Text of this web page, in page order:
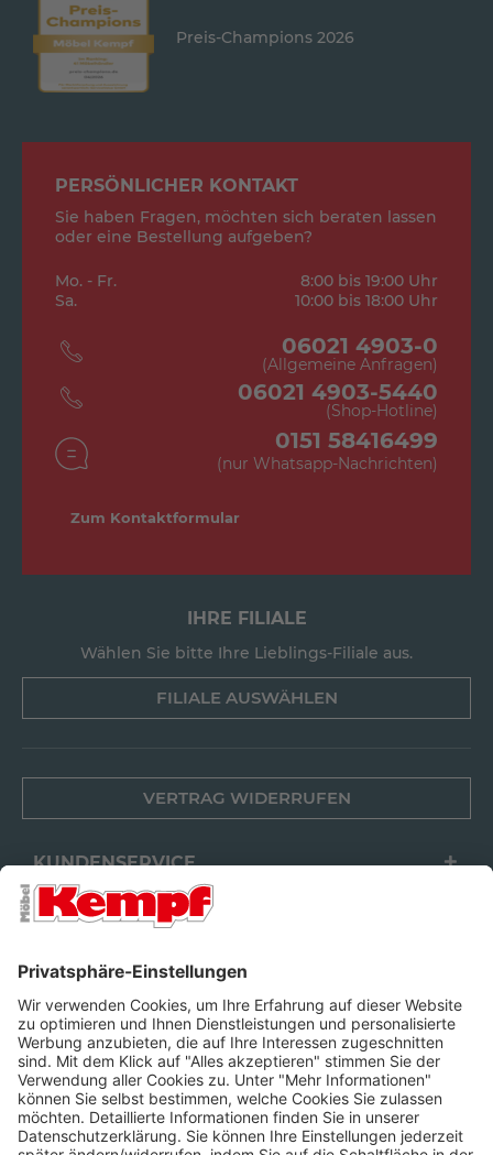
Preis-Champions 2026
PERSÖNLICHER KONTAKT
Sie haben Fragen, möchten sich beraten lassen
oder eine Bestellung aufgeben?
Mo. - Fr.
8:00 bis 19:00 Uhr
Sa.
10:00 bis 18:00 Uhr
06021 4903-0
(Allgemeine Anfragen)
06021 4903-5440
(Shop-Hotline)
0151 58416499
(nur Whatsapp-Nachrichten)
Zum Kontaktformular
IHRE FILIALE
Wählen Sie bitte Ihre Lieblings-Filiale aus.
FILIALE AUSWÄHLEN
VERTRAG WIDERRUFEN
KUNDENSERVICE
FILIALEN
FOLGEN SIE UNS